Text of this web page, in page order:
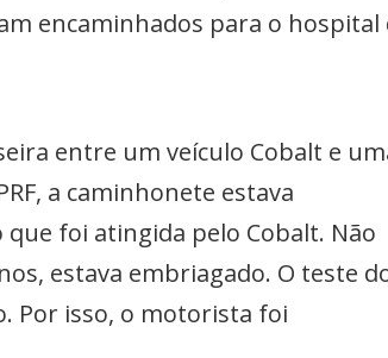
encaminhados para o hospital
entre um veículo Cobalt e
a caminhonete estava
foi atingida pelo Cobalt. Não
estava embriagado. O teste
Por isso, o motorista foi